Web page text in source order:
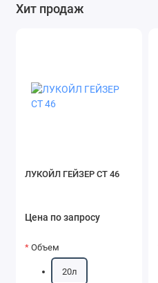
Хит продаж
ЛУКОЙЛ ГЕЙЗЕР СТ 46
Цена по запросу
Объем
20л